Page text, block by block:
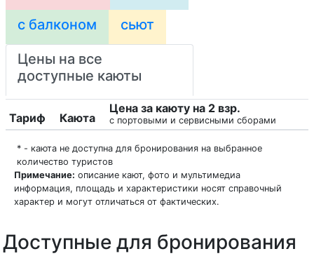
с балконом сьют
Цены на все
доступные каюты
Тариф Каюта
Цена за каюту на 2 взр.
с портовыми и сервисными сборами
* - каюта не доступна для бронирования на выбранное
количество туристов
Примечание: описание кают, фото и мультимедиа
информация, площадь и характеристики носят справочный
характер и могут отличаться от фактических.
Доступные для бронирования